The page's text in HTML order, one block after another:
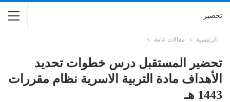
تحضير
الرئيسية مقالات عامة
تحضير المستقبل درس خطوات تحديد
الأهداف مادة التربية الاسرية نظام مقررات
1443 هـ